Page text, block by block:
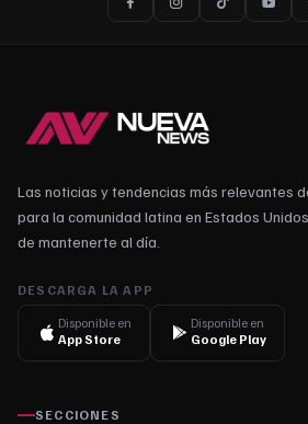
Las noticias y tendencias más relevantes
para la comunidad latina en Estados
de mantenerte al día.
DESCARGA LA APP
Disponible en
App Store
Disponible en
Google Play
SECCIONES